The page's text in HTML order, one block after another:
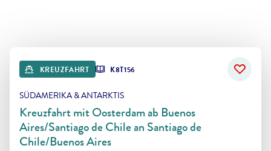
KREUZFAHRT K8T156
SÜDAMERIKA & ANTARKTIS
Kreuzfahrt mit Oosterdam ab Buenos
Aires/Santiago de Chile an Santiago de
Chile/Buenos Aires